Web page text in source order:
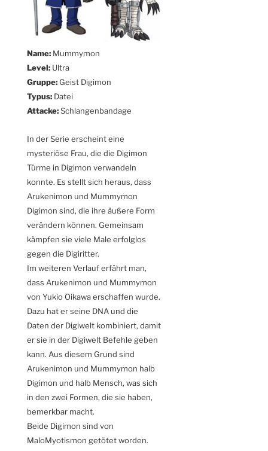
Name:Mummymon
Level:Ultra
Gruppe:Geist Digimon
Typus:Datei
Attacke:Schlangenbandage
In der Serie erscheint eine
mysteriöse Frau, die die Digimon
Türme in Digimon verwandeln
konnte. Es stellt sich heraus, dass
Arukenimon und Mummymon
Digimon sind, die ihre äußere Form
verändern können. Gemeinsam
kämpfen sie viele Male erfolglos
gegen die Digiritter.
Im weiteren Verlauf erfährt man,
dass Arukenimon und Mummymon
von Yukio Oikawa erschaffen wurde.
Dazu hat er seine DNA und die
Daten der Digiwelt kombiniert, damit
er sie in der Digiwelt Befehle geben
kann. Aus diesem Grund sind
Arukenimon und Mummymon halb
Digimon und halb Mensch, was sich
in den zwei Formen, die sie haben,
bemerkbar macht.
Beide Digimon sind von
MaloMyotismon getötet worden.